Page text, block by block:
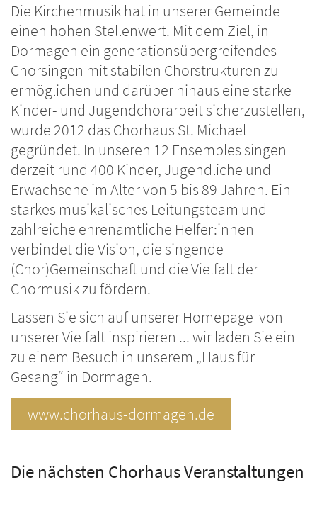
Die Kirchenmusik hat in unserer Gemeinde
einen hohen Stellenwert. Mit dem Ziel, in
Dormagen ein generationsübergreifendes
Chorsingen mit stabilen Chorstrukturen zu
ermöglichen und darüber hinaus eine starke
Kinder- und Jugendchorarbeit sicherzustellen,
wurde 2012 das Chorhaus St. Michael
gegründet. In unseren 12 Ensembles singen
derzeit rund 400 Kinder, Jugendliche und
Erwachsene im Alter von 5 bis 89 Jahren. Ein
starkes musikalisches Leitungsteam und
zahlreiche ehrenamtliche Helfer:innen
verbindet die Vision, die singende
(Chor)Gemeinschaft und die Vielfalt der
Chormusik zu fördern.
Lassen Sie sich auf unserer Homepage von
unserer Vielfalt inspirieren ... wir laden Sie ein
zu einem Besuch in unserem „Haus für
Gesang“ in Dormagen.
www.chorhaus-dormagen.de
Die nächsten Chorhaus Veranstaltungen